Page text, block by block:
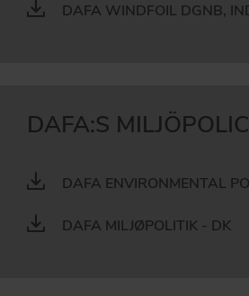
DAFA WINDFOIL DGNB,
DAFA:S
DAFA ENVIRONMENTAL
DAFA MILJØPOLITIK - DK